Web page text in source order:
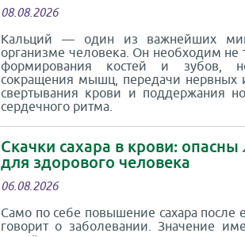
08.08.2026
Кальций — один из важнейших
организме человека. Он необходим не
формирования костей и зубов,
сокращения мышц, передачи нервных
свертывания крови и поддержания
сердечного ритма.
Скачки сахара в крови: опасны
для здорового человека
06.08.2026
Само по себе повышение сахара после
говорит о заболевании. Значение